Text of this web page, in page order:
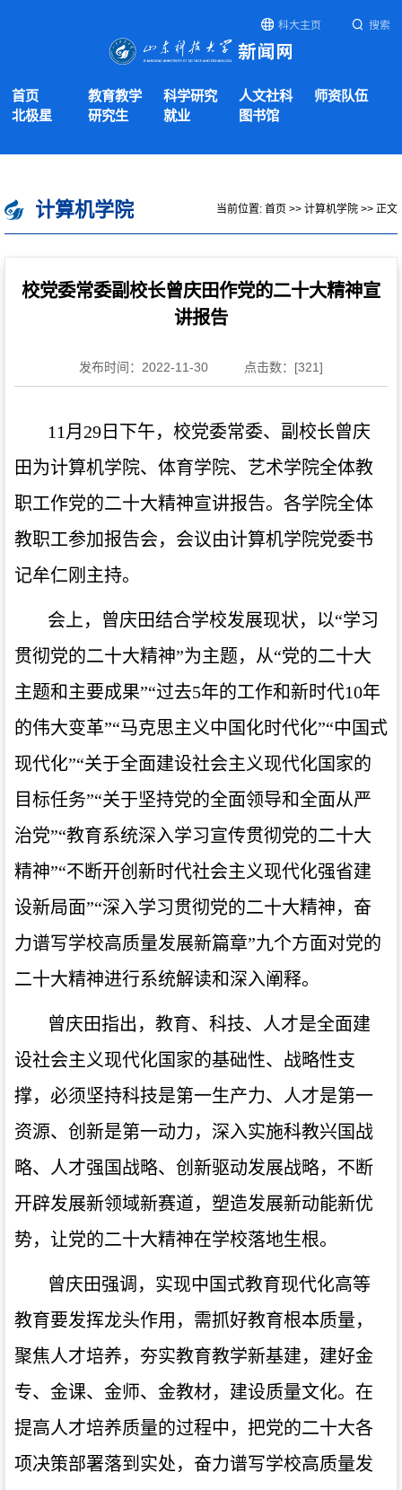
科大主页 搜索
首页 教育教学 科学研究 人文社科
师资队伍
北极星
研究生 就业 图书馆
计算机学院 当前位置: 首页 >> 计算机学院 >> 正文
校党委常委副校长曾庆田作党的二十大精神宣
讲报告
发布时间：2022-11-30 点击数：[321]
11月29日下午，校党委常委、副校长曾庆
田为计算机学院、体育学院、艺术学院全体教
职工作党的二十大精神宣讲报告。各学院全体
教职工参加报告会，会议由计算机学院党委书
记牟仁刚主持。
会上，曾庆田结合学校发展现状，以“学习
贯彻党的二十大精神”为主题，从“党的二十大
主题和主要成果”“过去5年的工作和新时代10年
的伟大变革”“马克思主义中国化时代化”“中国式
现代化”“关于全面建设社会主义现代化国家的
目标任务”“关于坚持党的全面领导和全面从严
治党”“教育系统深入学习宣传贯彻党的二十大
精神”“不断开创新时代社会主义现代化强省建
设新局面”“深入学习贯彻党的二十大精神，奋
力谱写学校高质量发展新篇章”九个方面对党的
二十大精神进行系统解读和深入阐释。
曾庆田指出，教育、科技、人才是全面建
设社会主义现代化国家的基础性、战略性支
撑，必须坚持科技是第一生产力、人才是第一
资源、创新是第一动力，深入实施科教兴国战
略、人才强国战略、创新驱动发展战略，不断
开辟发展新领域新赛道，塑造发展新动能新优
势，让党的二十大精神在学校落地生根。
曾庆田强调，实现中国式教育现代化高等
教育要发挥龙头作用，需抓好教育根本质量，
聚焦人才培养，夯实教育教学新基建，建好金
专、金课、金师、金教材，建设质量文化。在
提高人才培养质量的过程中，把党的二十大各
项决策部署落到实处，奋力谱写学校高质量发